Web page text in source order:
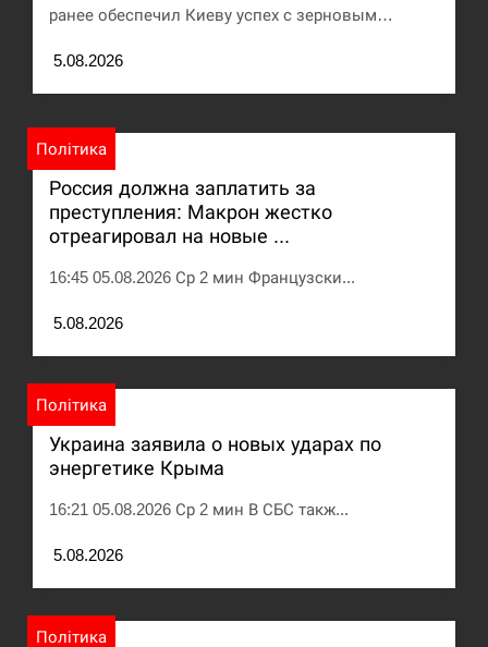
ранее обеспечил Киеву успех с зерновым…
5.08.2026
Політика
Россия должна заплатить за
преступления: Макрон жестко
отреагировал на новые ...
16:45 05.08.2026 Ср 2 мин Французски...
5.08.2026
Політика
Украина заявила о новых ударах по
энергетике Крыма
16:21 05.08.2026 Ср 2 мин В СБС такж...
5.08.2026
Політика